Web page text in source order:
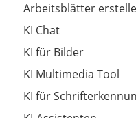
Arbeitsblätter
KI Chat
KI für Bilder
KI Multimedia Tool
KI für